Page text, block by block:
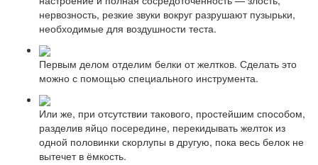
нервозность, резкие звуки вокруг разрушают пузырьки,
необходимые для воздушности теста.
Первым делом отделим белки от желтков. Сделать это
можно с помощью специального инструмента.
Или же, при отсутствии такового, простейшим способом,
разделив яйцо посередине, перекидывать желток из
одной половинки скорлупы в другую, пока весь белок не
вытечет в ёмкость.